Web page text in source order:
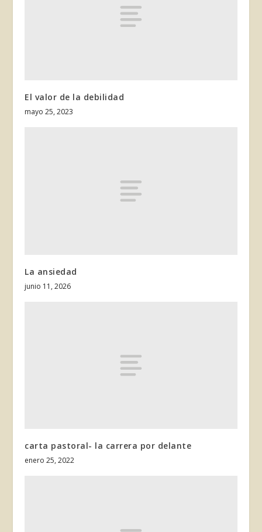
El valor de la debilidad
mayo 25, 2023
La ansiedad
junio 11, 2026
carta pastoral- la carrera por delante
enero 25, 2022